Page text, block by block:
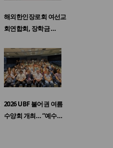
해외한인장로회 여선교
회연합회, 장학금 …
2026 UBF 불어권 여름
수양회 개최… “예수…